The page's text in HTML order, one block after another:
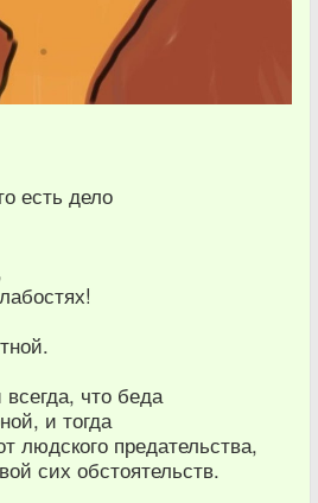
есть дело
что беда
и тогда
людского предательства,
сих обстоятельств.